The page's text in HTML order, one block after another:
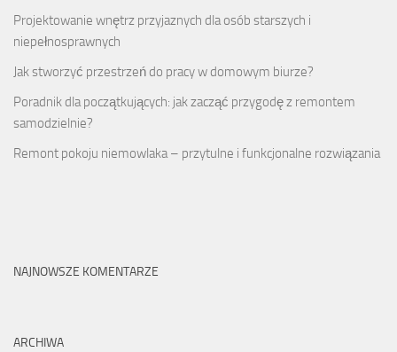
Projektowanie wnętrz przyjaznych dla osób starszych i
niepełnosprawnych
Jak stworzyć przestrzeń do pracy w domowym biurze?
Poradnik dla początkujących: jak zacząć przygodę z remontem
samodzielnie?
Remont pokoju niemowlaka – przytulne i funkcjonalne rozwiązania
NAJNOWSZE KOMENTARZE
ARCHIWA